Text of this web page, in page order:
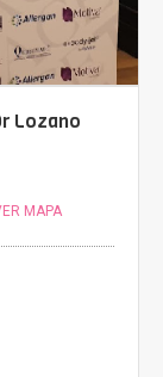
Lozano
MAPA